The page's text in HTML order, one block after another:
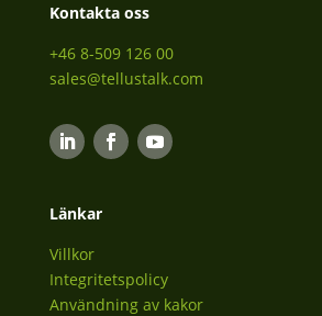
Kontakta oss
+46 8-509 126 00
sales@tellustalk.com
Länkar
Villkor
Integritetspolicy
Användning av kakor